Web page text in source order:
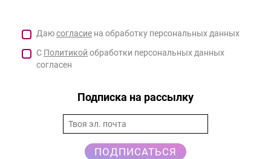
Даюсогласие на обработку персональных данных
С Политикой обработки персональных данных
согласен
Подписка на рассылку
ПОДПИСАТЬСЯ